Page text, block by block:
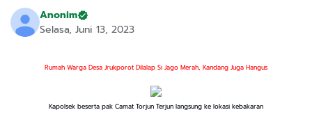
Anonim
Selasa, Juni 13, 2023
Rumah Warga Desa Jrukporot Dilalap Si Jago Merah, Kandang Juga Hangus
Kapolsek beserta pak Camat Torjun Terjun langsung ke lokasi kebakaran